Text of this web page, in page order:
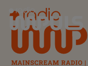
Radio Impuls